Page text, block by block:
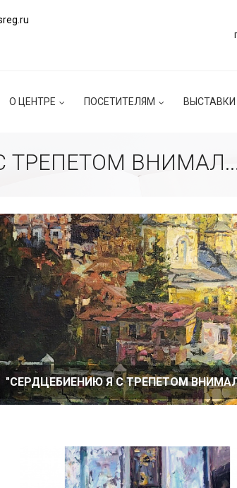
О ЦЕНТРЕ ПОСЕТИТЕЛЯМ ВЫСТАВКИ
ТРЕПЕТОМ
"СЕРДЦЕБИЕНИЮ Я С ТРЕПЕТОМ